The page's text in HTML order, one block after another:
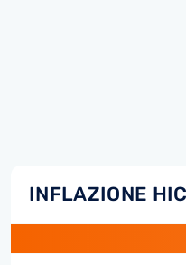
INFLAZIONE